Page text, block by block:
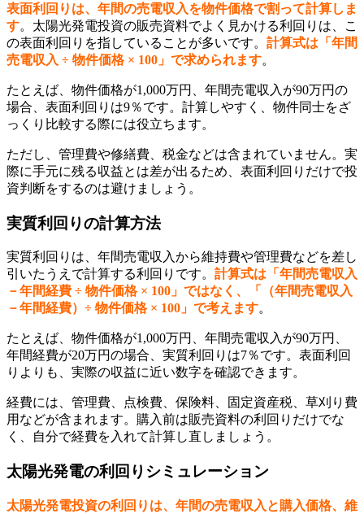
表面利回りは、年間の売電収入を物件価格で割って計算しま
す。太陽光発電投資の販売資料でよく見かける利回りは、こ
の表面利回りを指していることが多いです。 計算式は「年間
売電収入 ÷ 物件価格 × 100」で求められます。
たとえば、物件価格が1,000万円、年間売電収入が90万円の
場合、表面利回りは9％です。計算しやすく、物件同士をざ
っくり比較する際には役立ちます。
ただし、管理費や修繕費、税金などは含まれていません。実
際に手元に残る収益とは差が出るため、表面利回りだけで投
資判断をするのは避けましょう。
実質利回りの計算方法
実質利回りは、年間売電収入から維持費や管理費などを差し
引いたうえで計算する利回りです。 計算式は「年間売電収入
－年間経費 ÷ 物件価格 × 100」ではなく、「（年間売電収入
－年間経費）÷ 物件価格 × 100」で考えます。
たとえば、物件価格が1,000万円、年間売電収入が90万円、
年間経費が20万円の場合、実質利回りは7％です。表面利回
りよりも、実際の収益に近い数字を確認できます。
経費には、管理費、点検費、保険料、固定資産税、草刈り費
用などが含まれます。購入前は販売資料の利回りだけでな
く、自分で経費を入れて計算し直しましょう。
太陽光発電の利回りシミュレーション
太陽光発電投資の利回りは、年間の売電収入と購入価格、維